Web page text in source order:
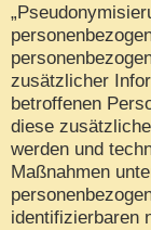
zusätzlicher
betroffenen
diese
werden und
Maßnahmen
identifizierbaren